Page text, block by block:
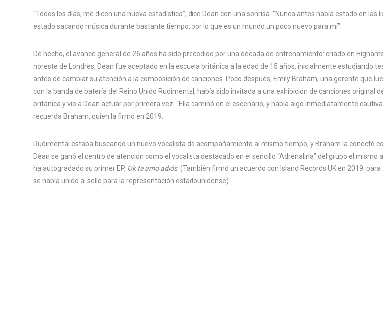
“Todos los días, me dicen una nueva estadística”, dice Dean con una sonrisa. “Nunca antes había estado en las
estado sacando música durante bastante tiempo, por lo que es un mundo un poco nuevo para mí”.
De hecho, el avance general de 26 años ha sido precedido por una década de entrenamiento: criado en
noreste de Londres, Dean fue aceptado en la escuela británica a la edad de 15 años, inicialmente estudiando
antes de cambiar su atención a la composición de canciones. Poco después, Emily Braham, una gerente que
con la banda de batería del Reino Unido Rudimental, había sido invitada a una exhibición de canciones original
británica y vio a Dean actuar por primera vez. “Ella caminó en el escenario, y había algo inmediatamente
recuerda Braham, quien la firmó en 2019.
Rudimental estaba buscando un nuevo vocalista de acompañamiento al mismo tiempo, y Braham la conectó
Dean se ganó el centro de atención como el vocalista destacado en el sencillo “Adrenalina” del grupo el mismo
ha autogradado su primer EP, Ok te amo adiós. (También firmó un acuerdo con Island Records UK en 2019;
se había unido al sello para la representación estadounidense).